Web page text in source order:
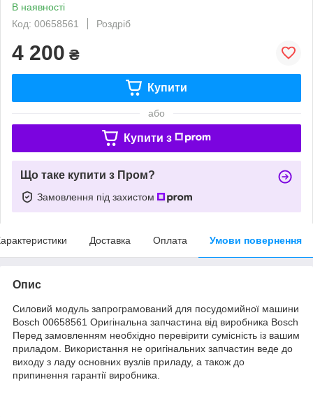
В наявності
Код: 00658561
Роздріб
4 200 ₴
Купити
або
Купити з
Що таке купити з Пром?
Замовлення під захистом
Доставка Оплата Умови повернення
Опис
Силовий модуль запрограмований для посудомийної машини
Bosch 00658561 Оригінальна запчастина від виробника Bosch
Перед замовленням необхідно перевірити сумісність із вашим
приладом. Використання не оригінальних запчастин веде до
виходу з ладу основних вузлів приладу, а також до
припинення гарантії виробника.